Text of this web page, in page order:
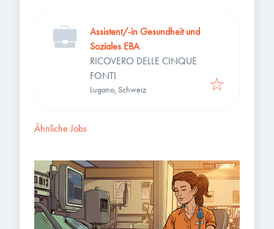
Assistent/-in Gesundheit und
Soziales EBA
RICOVERO DELLE CINQUE
FONTI
Lugano, Schweiz
Ähnliche Jobs